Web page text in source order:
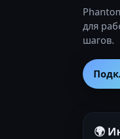
для
шагов.
🌍